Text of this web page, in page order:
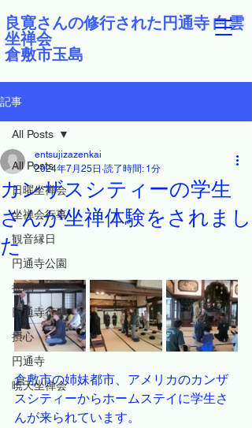
良寛さんの修行された円通寺 白雲
坐禅会
倉敷市玉島
記事
All Posts
日曜坐禅会
坐禅会行事
観音縁日
円通寺公園
提唱
円通寺行事
摂心
円通寺
暁天坐禅会
All Posts
カンザスシティーの学生
さんが坐禅体験をされまし
た
entsujizazenkai
2024年7月25日 読了時間: 1分
倉敷市の姉妹都市、アメリカのカンザ
スシティーからホームステイに学生さ
んが来られています。